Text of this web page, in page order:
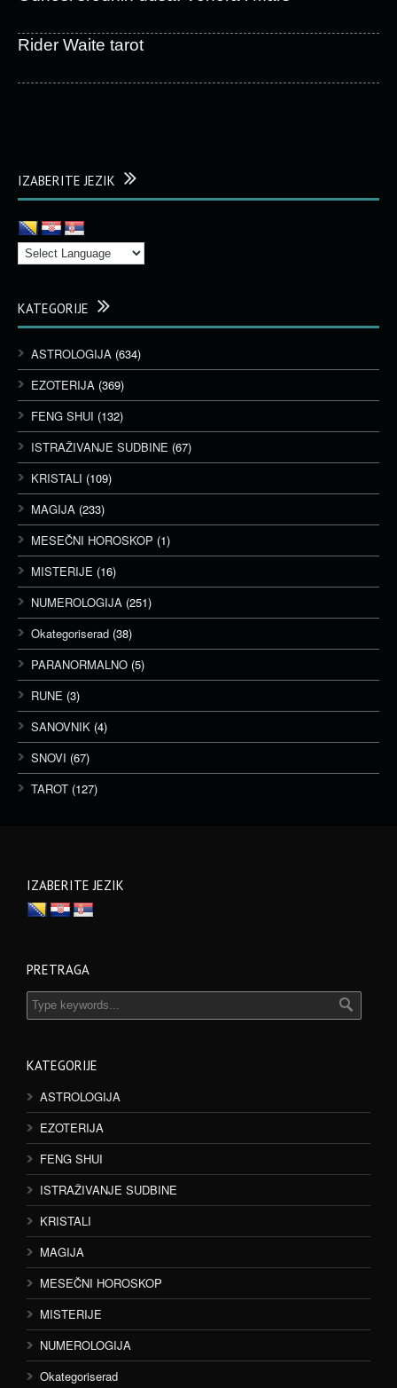
Rider Waite tarot
IZABERITE JEZIK
KATEGORIJE
ASTROLOGIJA (634)
EZOTERIJA (369)
FENG SHUI (132)
ISTRAŽIVANJE SUDBINE (67)
KRISTALI (109)
MAGIJA (233)
MESEČNI HOROSKOP (1)
MISTERIJE (16)
NUMEROLOGIJA (251)
Okategoriserad (38)
PARANORMALNO (5)
RUNE (3)
SANOVNIK (4)
SNOVI (67)
TAROT (127)
IZABERITE JEZIK
PRETRAGA
KATEGORIJE
ASTROLOGIJA
EZOTERIJA
FENG SHUI
ISTRAŽIVANJE SUDBINE
KRISTALI
MAGIJA
MESEČNI HOROSKOP
MISTERIJE
NUMEROLOGIJA
Okategoriserad